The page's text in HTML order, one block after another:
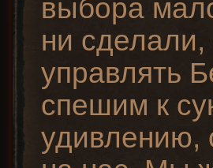
выбора
ни
управлять
спешим к
удивлению,